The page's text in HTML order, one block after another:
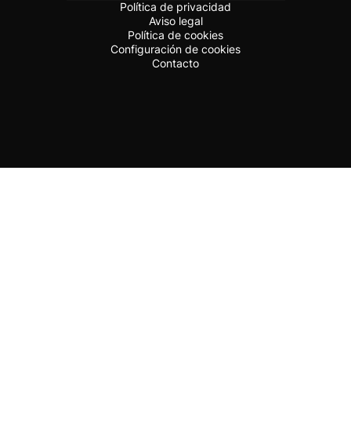
Política de privacidad
Aviso legal
Política de cookies
Configuración de cookies
Contacto